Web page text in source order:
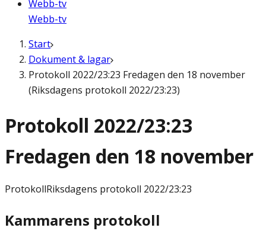
Webb-tv
Webb-tv
Start
Dokument & lagar
Protokoll 2022/23:23 Fredagen den 18 november
(Riksdagens protokoll 2022/23:23)
Protokoll 2022/23:23
Fredagen den 18 november
ProtokollRiksdagens protokoll 2022/23:23
Kammarens protokoll